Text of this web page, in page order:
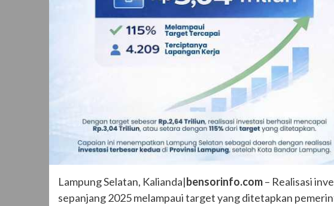
Lampung Selatan, Kalianda|bensorinfo.com– Realisasi
sepanjang 2025 melampaui target yang ditetapkan